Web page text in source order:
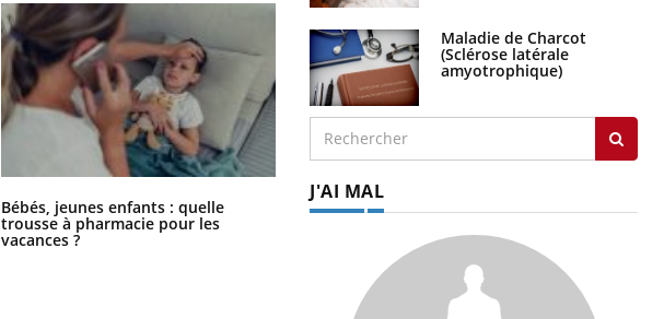
Bébés, jeunes enfants : quelle
trousse à pharmacie pour les
vacances ?
Syndrome métabolique : quels sont
les meilleurs exercices physiques ?
Maladie de Charcot
(Sclérose latérale
amyotrophique)
J'AI MAL